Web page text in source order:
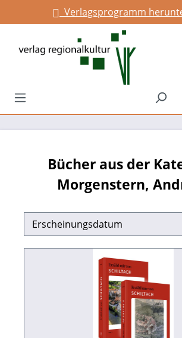
springenVerlagsprogramm
Infos für
Bücher aus der
Morgenstern,